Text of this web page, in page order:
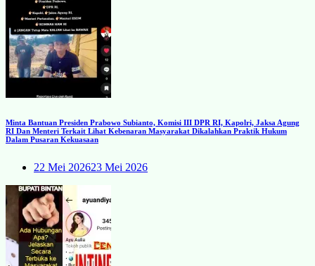
Minta Bantuan Presiden Prabowo Subianto, Komisi III DPR RI, Kapolri, Jaksa Agung
RI Dan Menteri Terkait Lihat Kebenaran Masyarakat Dikalahkan Praktik Hukum
Dalam Pusaran Kekuasaan
22 Mei 202623 Mei 2026